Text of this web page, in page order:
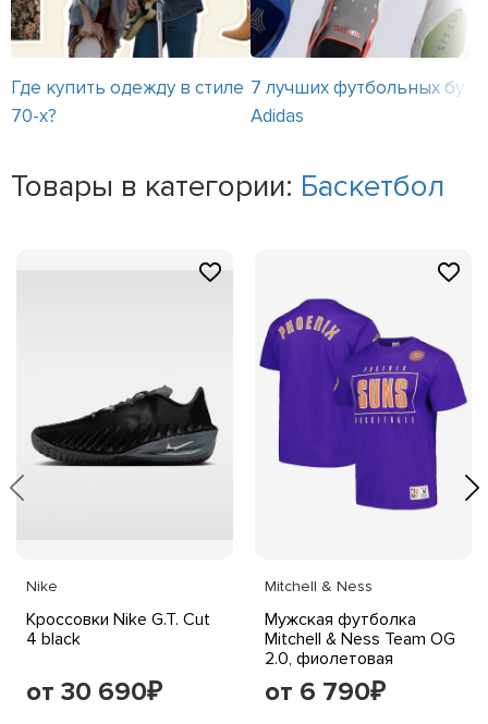
Где купить одежду в стиле
70-х?
7 лучших футбольных бутс
Adidas
Товары в категории: Баскетбол
Nike
Кроссовки Nike G.T. Cut
4 black
от 30 690₽
Mitchell & Ness
Мужская футболка
Mitchell & Ness Team OG
2.0, фиолетовая
от 6 790₽